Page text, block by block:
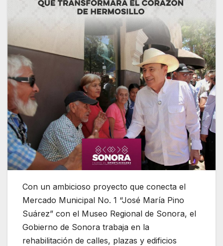
Con un ambicioso proyecto que conecta el
Mercado Municipal No. 1 “José María Pino
Suárez” con el Museo Regional de Sonora, el
Gobierno de Sonora trabaja en la
rehabilitación de calles, plazas y edificios